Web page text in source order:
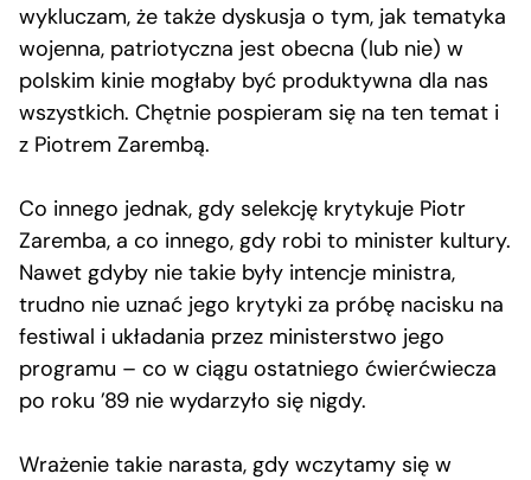
wykluczam, że także dyskusja o tym, jak tematyka
wojenna, patriotyczna jest obecna (lub nie) w
polskim kinie mogłaby być produktywna dla nas
wszystkich. Chętnie pospieram się na ten temat i
z Piotrem Zarembą.
Co innego jednak, gdy selekcję krytykuje Piotr
Zaremba, a co innego, gdy robi to minister kultury.
Nawet gdyby nie takie były intencje ministra,
trudno nie uznać jego krytyki za próbę nacisku na
festiwal i układania przez ministerstwo jego
programu – co w ciągu ostatniego ćwierćwiecza
po roku ’89 nie wydarzyło się nigdy.
Wrażenie takie narasta, gdy wczytamy się w